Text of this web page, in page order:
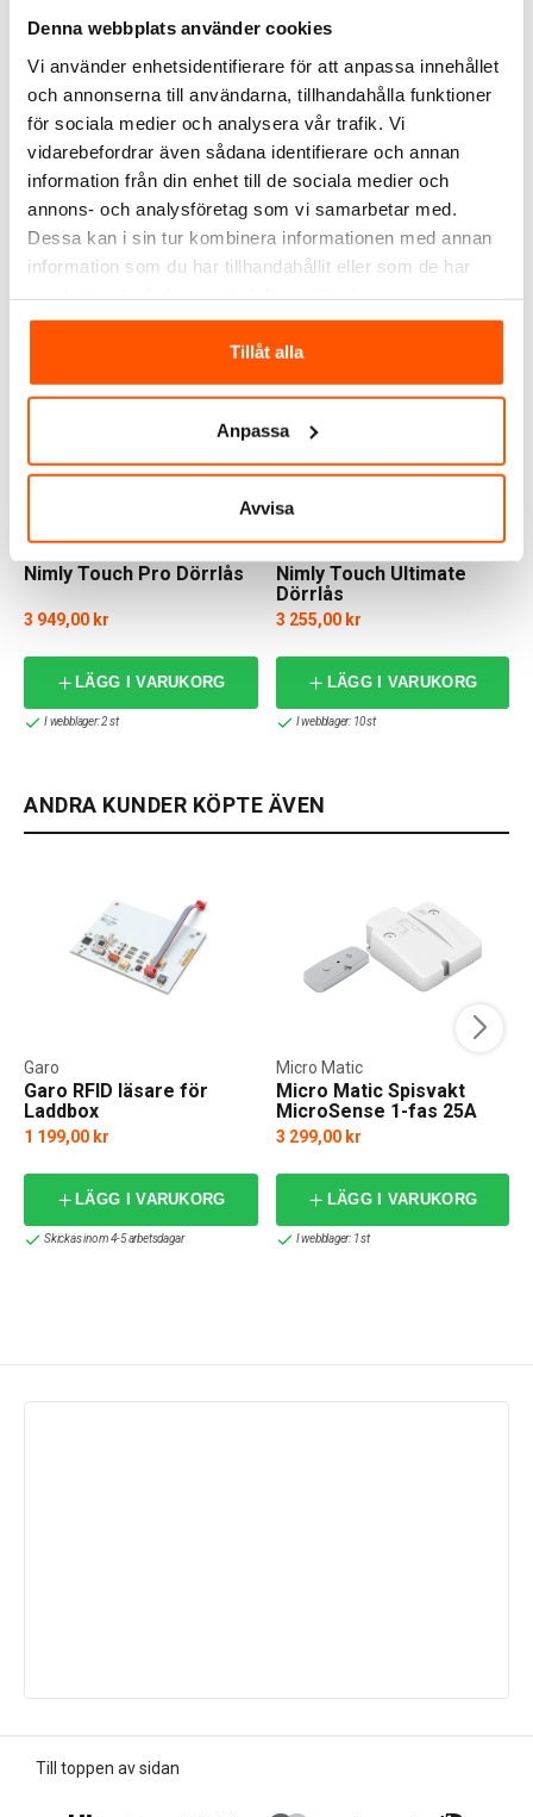
Denna webbplats använder cookies
Vi använder enhetsidentifierare för att anpassa innehållet
och annonserna till användarna, tillhandahålla funktioner
för sociala medier och analysera vår trafik. Vi
vidarebefordrar även sådana identifierare och annan
information från din enhet till de sociala medier och
annons- och analysföretag som vi samarbetar med.
Dessa kan i sin tur kombinera informationen med annan
information som du har tillhandahållit eller som de har
Tillåt alla
Anpassa
Avvisa
Nimly Connect Modul
Nimly
719,00 kr
LÄGG I VARUKORG
I webblager: 4 st
Nimly Touch Pro Dörrlås
Nimly
3 949,00 kr
LÄGG I VARUKORG
I webblager: 2 st
Nimly Touch Ultimate
Dörrlås
Nimly
3 255,00 kr
LÄGG I VARUKORG
I webblager: 10 st
ANDRA KUNDER KÖPTE ÄVEN
Garo RFID läsare för
Laddbox
Garo
1 199,00 kr
LÄGG I VARUKORG
Skickas inom 4-5 arbetsdagar
Micro Matic Spisvakt
MicroSense 1-fas 25A
Micro Matic
3 299,00 kr
LÄGG I VARUKORG
I webblager: 1 st
Till toppen av sidan